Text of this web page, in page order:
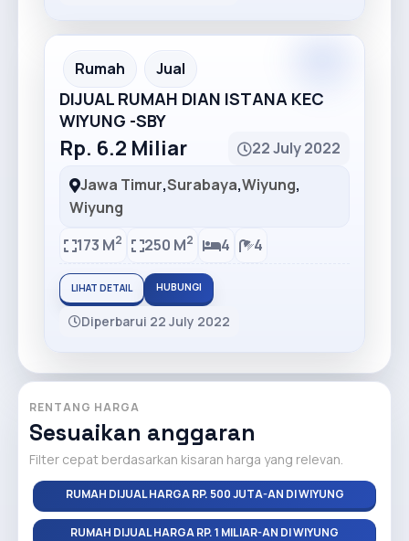
Rumah Jual
DIJUAL RUMAH DIAN ISTANA KEC
WIYUNG -SBY
Rp. 6.2 Miliar
22 July 2022
Jawa Timur,Surabaya,Wiyung,
Wiyung
173 M2 250 M2 4 4
LIHAT DETAIL HUBUNGI
Diperbarui 22 July 2022
RENTANG HARGA
Sesuaikan anggaran
Filter cepat berdasarkan kisaran harga yang relevan.
RUMAH DIJUAL HARGA RP. 500 JUTA-AN DI WIYUNG
RUMAH DIJUAL HARGA RP. 1 MILIAR-AN DI WIYUNG